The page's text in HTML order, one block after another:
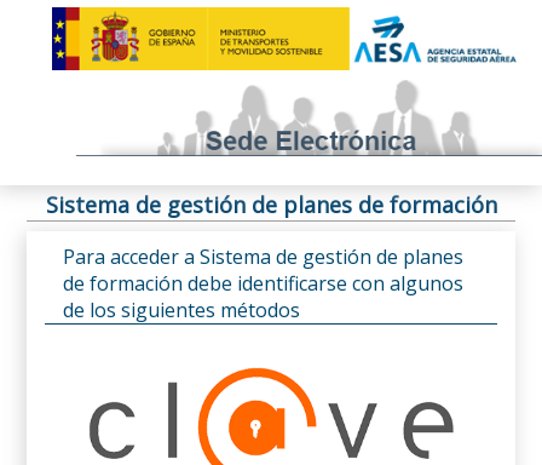
Sistema de gestión de planes de formación
Para acceder a Sistema de gestión de planes
de formación debe identificarse con algunos
de los siguientes métodos